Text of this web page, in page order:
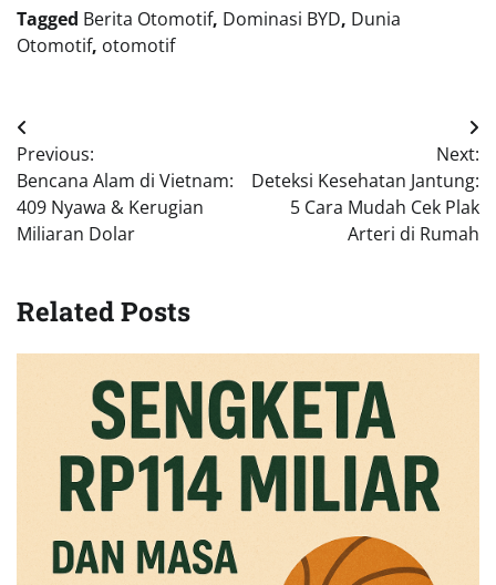
Tagged Berita Otomotif, Dominasi BYD, Dunia
Otomotif, otomotif
Navigasi
pos
Previous:
Bencana Alam di Vietnam:
409 Nyawa & Kerugian
Miliaran Dolar
Next:
Deteksi Kesehatan Jantung:
5 Cara Mudah Cek Plak
Arteri di Rumah
Related Posts